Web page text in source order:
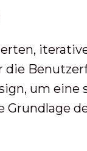
um
Grundlage